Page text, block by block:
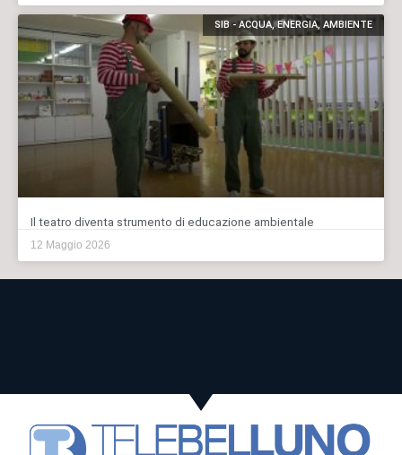
SIB - ACQUA, ENERGIA, AMBIENTE
Il teatro diventa strumento di educazione ambientale
12 Maggio 2026